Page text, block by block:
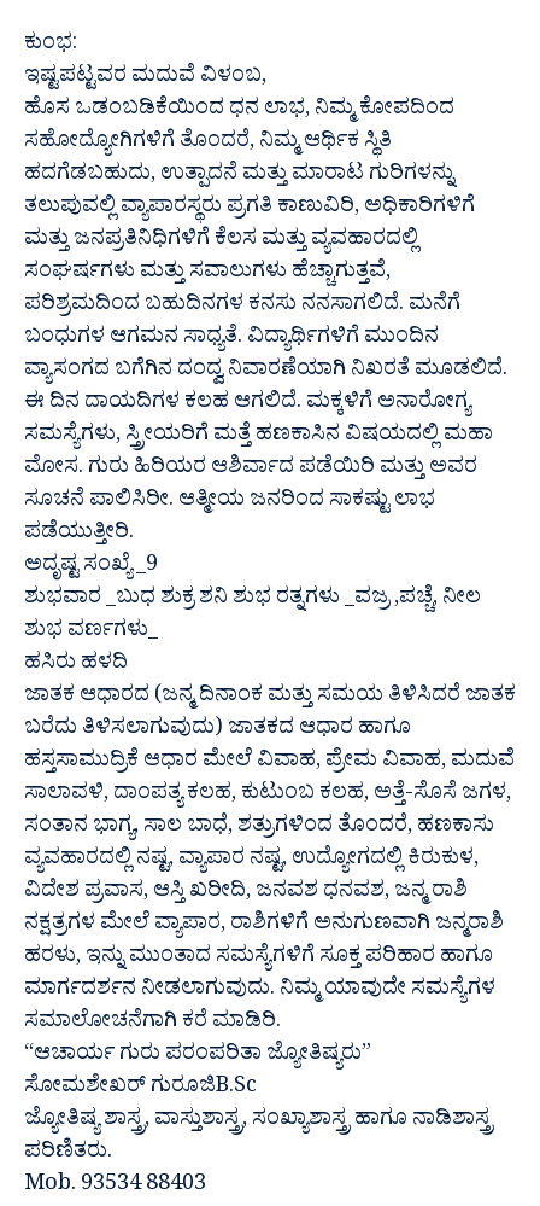
ಕುಂಭ:
ಇಷ್ಟಪಟ್ಟವರ ಮದುವೆ ವಿಳಂಬ,
ಹೊಸ ಒಡಂಬಡಿಕೆಯಿಂದ ಧನ ಲಾಭ, ನಿಮ್ಮ ಕೋಪದಿಂದ
ಸಹೋದ್ಯೋಗಿಗಳಿಗೆ ತೊಂದರೆ, ನಿಮ್ಮ ಆರ್ಥಿಕ ಸ್ಥಿತಿ
ಹದಗೆಡಬಹುದು, ಉತ್ಪಾದನೆ ಮತ್ತು ಮಾರಾಟ ಗುರಿಗಳನ್ನು
ತಲುಪುವಲ್ಲಿ ವ್ಯಾಪಾರಸ್ಥರು ಪ್ರಗತಿ ಕಾಣುವಿರಿ, ಅಧಿಕಾರಿಗಳಿಗೆ
ಮತ್ತು ಜನಪ್ರತಿನಿಧಿಗಳಿಗೆ ಕೆಲಸ ಮತ್ತು ವ್ಯವಹಾರದಲ್ಲಿ
ಸಂಘರ್ಷಗಳು ಮತ್ತು ಸವಾಲುಗಳು ಹೆಚ್ಚಾಗುತ್ತವೆ,
ಪರಿಶ್ರಮದಿಂದ ಬಹುದಿನಗಳ ಕನಸು ನನಸಾಗಲಿದೆ. ಮನೆಗೆ
ಬಂಧುಗಳ ಆಗಮನ ಸಾಧ್ಯತೆ. ವಿದ್ಯಾರ್ಥಿಗಳಿಗೆ ಮುಂದಿನ
ವ್ಯಾಸಂಗದ ಬಗೆಗಿನ ದಂದ್ವ ನಿವಾರಣೆಯಾಗಿ ನಿಖರತೆ ಮೂಡಲಿದೆ.
ಈ ದಿನ ದಾಯದಿಗಳ ಕಲಹ ಆಗಲಿದೆ. ಮಕ್ಕಳಿಗೆ ಅನಾರೋಗ್ಯ
ಸಮಸ್ಯೆಗಳು, ಸ್ತ್ರೀಯರಿಗೆ ಮತ್ತೆ ಹಣಕಾಸಿನ ವಿಷಯದಲ್ಲಿ ಮಹಾ
ಮೋಸ. ಗುರು ಹಿರಿಯರ ಆಶಿರ್ವಾದ ಪಡೆಯಿರಿ ಮತ್ತು ಅವರ
ಸೂಚನೆ ಪಾಲಿಸಿರೀ. ಆತ್ಮೀಯ ಜನರಿಂದ ಸಾಕಷ್ಟು ಲಾಭ
ಪಡೆಯುತ್ತೀರಿ.
ಅದೃಷ್ಟ ಸಂಖ್ಯೆ _9
ಶುಭವಾರ _ಬುಧ ಶುಕ್ರ ಶನಿ ಶುಭ ರತ್ನಗಳು _ವಜ್ರ ,ಪಚ್ಚೆ, ನೀಲ
ಶುಭ ವರ್ಣಗಳು_
ಹಸಿರು ಹಳದಿ
ಜಾತಕ ಆಧಾರದ (ಜನ್ಮ ದಿನಾಂಕ ಮತ್ತು ಸಮಯ ತಿಳಿಸಿದರೆ ಜಾತಕ
ಬರೆದು ತಿಳಿಸಲಾಗುವುದು) ಜಾತಕದ ಆಧಾರ ಹಾಗೂ
ಹಸ್ತಸಾಮುದ್ರಿಕೆ ಆಧಾರ ಮೇಲೆ ವಿವಾಹ, ಪ್ರೇಮ ವಿವಾಹ, ಮದುವೆ
ಸಾಲಾವಳಿ, ದಾಂಪತ್ಯ ಕಲಹ, ಕುಟುಂಬ ಕಲಹ, ಅತ್ತೆ-ಸೊಸೆ ಜಗಳ,
ಸಂತಾನ ಭಾಗ್ಯ, ಸಾಲ ಬಾಧೆ, ಶತ್ರುಗಳಿಂದ ತೊಂದರೆ, ಹಣಕಾಸು
ವ್ಯವಹಾರದಲ್ಲಿ ನಷ್ಟ, ವ್ಯಾಪಾರ ನಷ್ಟ, ಉದ್ಯೋಗದಲ್ಲಿ ಕಿರುಕುಳ,
ವಿದೇಶ ಪ್ರವಾಸ, ಆಸ್ತಿ ಖರೀದಿ, ಜನವಶ ಧನವಶ, ಜನ್ಮ ರಾಶಿ
ನಕ್ಷತ್ರಗಳ ಮೇಲೆ ವ್ಯಾಪಾರ, ರಾಶಿಗಳಿಗೆ ಅನುಗುಣವಾಗಿ ಜನ್ಮರಾಶಿ
ಹರಳು, ಇನ್ನು ಮುಂತಾದ ಸಮಸ್ಯೆಗಳಿಗೆ ಸೂಕ್ತ ಪರಿಹಾರ ಹಾಗೂ
ಮಾರ್ಗದರ್ಶನ ನೀಡಲಾಗುವುದು. ನಿಮ್ಮ ಯಾವುದೇ ಸಮಸ್ಯೆಗಳ
ಸಮಾಲೋಚನೆಗಾಗಿ ಕರೆ ಮಾಡಿರಿ.
“ಆಚಾರ್ಯ ಗುರು ಪರಂಪರಿತಾ ಜ್ಯೋತಿಷ್ಯರು”
ಸೋಮಶೇಖರ್ ಗುರೂಜಿB.Sc
ಜ್ಯೋತಿಷ್ಯ ಶಾಸ್ತ್ರ, ವಾಸ್ತುಶಾಸ್ತ್ರ, ಸಂಖ್ಯಾಶಾಸ್ತ್ರ ಹಾಗೂ ನಾಡಿಶಾಸ್ತ್ರ
ಪರಿಣಿತರು.
Mob. 93534 88403